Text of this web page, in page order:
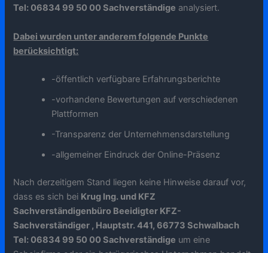
Tel: 06834 99 50 00 Sachverständige analysiert.
Dabei wurden unter anderem folgende Punkte
berücksichtigt:
-öffentlich verfügbare Erfahrungsberichte
-vorhandene Bewertungen auf verschiedenen
Plattformen
-Transparenz der Unternehmensdarstellung
-allgemeiner Eindruck der Online-Präsenz
Nach derzeitigem Stand liegen keine Hinweise darauf vor,
dass es sich bei Krug Ing. und KFZ
Sachverständigenbüro Beeidigter KFZ-
Sachverständiger , Hauptstr. 441, 66773 Schwalbach
Tel: 06834 99 50 00 Sachverständige um eine